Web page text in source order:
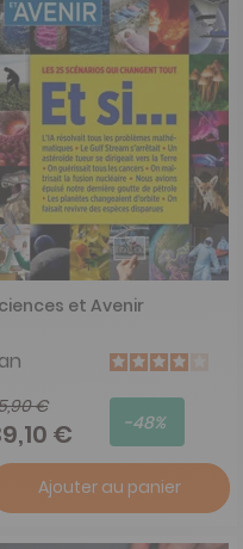
et Avenir
€
€ -48%
Ajouter au panier